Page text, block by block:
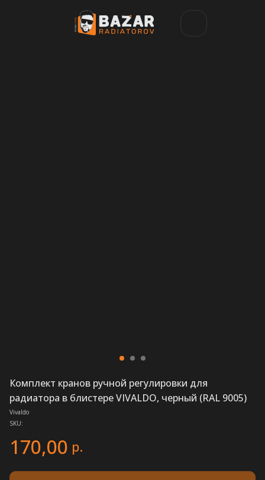
Комплект кранов ручной регулировки для
радиатора в блистере VIVALDO, черный (RAL 9005)
Vivaldo
SKU:
170,00 р.